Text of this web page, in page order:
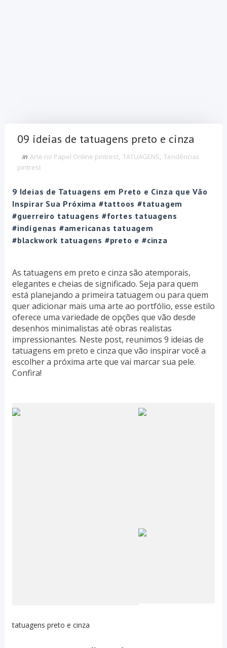
09 ideias de tatuagens preto e cinza
in Arte no Papel Online pintrest, TATUAGENS, Tendências
pintrest
9 Ideias de Tatuagens em Preto e Cinza que Vão
Inspirar Sua Próxima #tattoos #tatuagem
#guerreiro tatuagens #fortes tatuagens
#indígenas #americanas tatuagem
#blackwork tatuagens #preto e #cinza
As tatuagens em preto e cinza são atemporais,
elegantes e cheias de significado. Seja para quem
está planejando a primeira tatuagem ou para quem
quer adicionar mais uma arte ao portfólio, esse estilo
oferece uma variedade de opções que vão desde
desenhos minimalistas até obras realistas
impressionantes. Neste post, reunimos 9 ideias de
tatuagens em preto e cinza que vão inspirar você a
escolher a próxima arte que vai marcar sua pele.
Confira!
tatuagens preto e cinza